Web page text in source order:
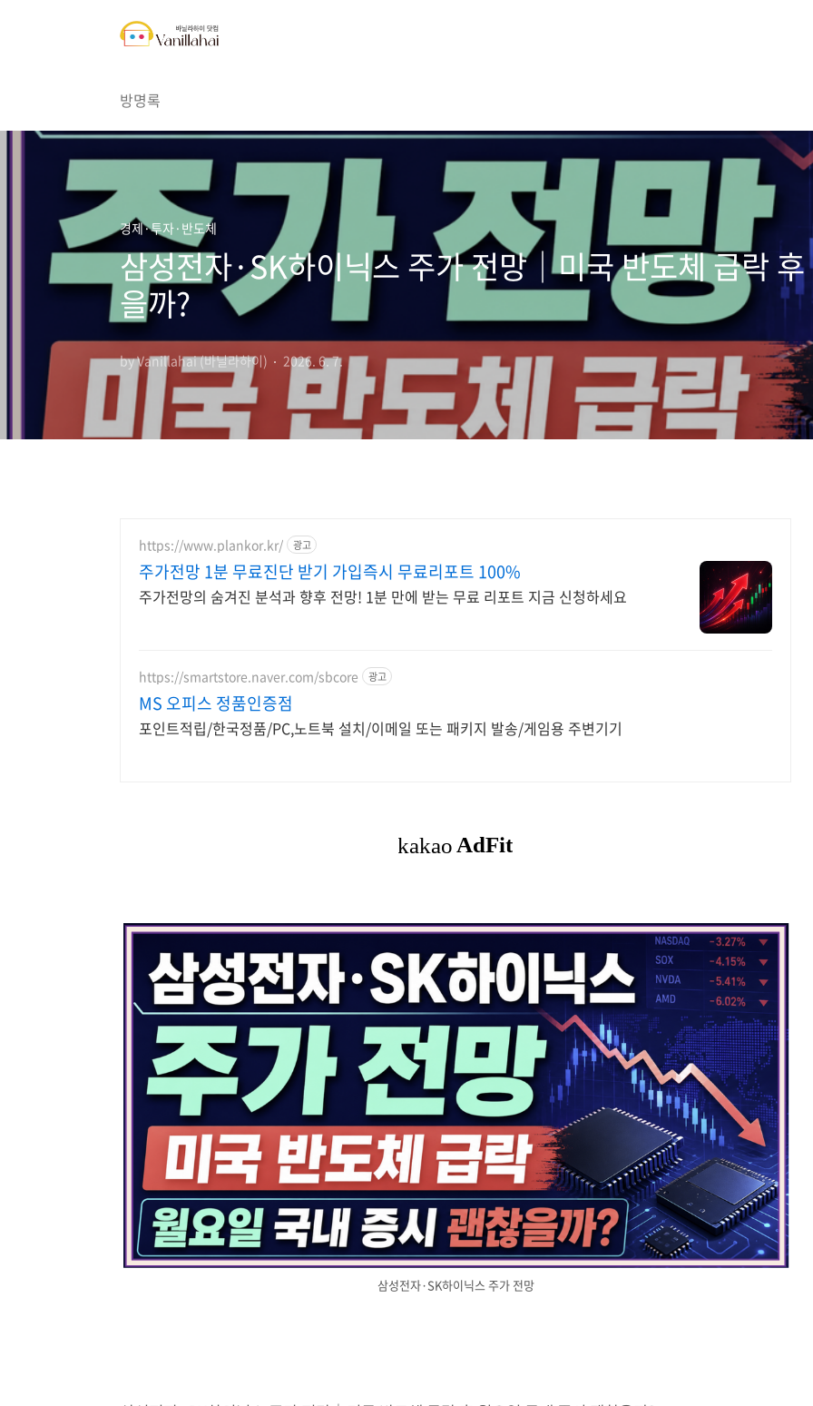
방명록
경제·투자·반도체
삼성전자·SK하이닉스 주가 전망｜미국 반도체 급락
을까?
by Vanillahai (바닐라하이) 2026. 6. 7.
https://www.plankor.kr/ 광고
주가전망 1분 무료진단 받기 가입즉시 무료리포트 100%
주가전망의 숨겨진 분석과 향후 전망! 1분 만에 받는 무료 리포트 지금 신청하세요
https://smartstore.naver.com/sbcore 광고
MS 오피스 정품인증점
포인트적립/한국정품/PC,노트북 설치/이메일 또는 패키지 발송/게임용 주변기기
삼성전자·SK하이닉스 주가 전망